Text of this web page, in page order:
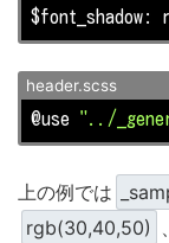
$font_shadow:
header.scss
@use "../
上の例では
rgb(30,40,50) 、